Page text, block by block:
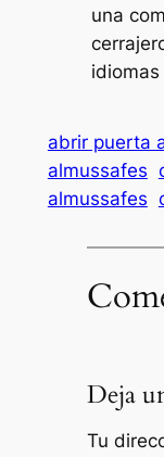
una
abrir puerta
almussafes
almussafes
Deja
Tu